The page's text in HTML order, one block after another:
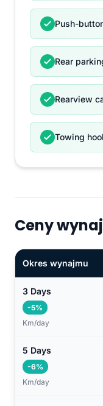
Push-
Rear
Rearview
Towing
Ceny
Okres wynajmu
3 Days
-5%
Km/day
5 Days
-6%
Km/day